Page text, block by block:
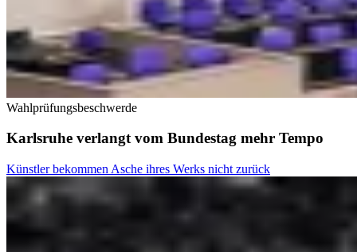
Wahlprüfungsbeschwerde
Karlsruhe verlangt vom Bundestag mehr Tempo
Künstler bekommen Asche ihres Werks nicht zurück